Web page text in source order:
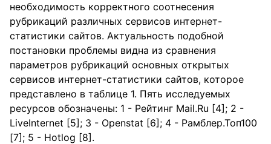
необходимость корректного соотнесения
рубрикаций различных сервисов интернет-
статистики сайтов. Актуальность подобной
постановки проблемы видна из сравнения
параметров рубрикаций основных открытых
сервисов интернет-статистики сайтов, которое
представлено в таблице 1. Пять исследуемых
ресурсов обозначены: 1 - Рейтинг Mail.Ru [4]; 2 -
LiveInternet [5]; 3 - Openstat [6]; 4 - Рамблер.Топ100
[7]; 5 - Hotlog [8].